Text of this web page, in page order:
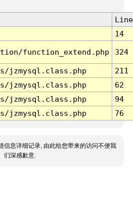
Line
14
function_extend.php 324
jzmysql.class.php
211
jzmysql.class.php
62
jzmysql.class.php
94
jzmysql.class.php 76
信息详细记录, 由此给您带来的访问不便我
们深感歉意.